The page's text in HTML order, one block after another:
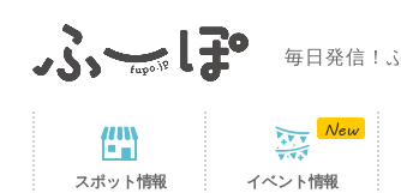
毎日発信！
スポット情報 イベント情報